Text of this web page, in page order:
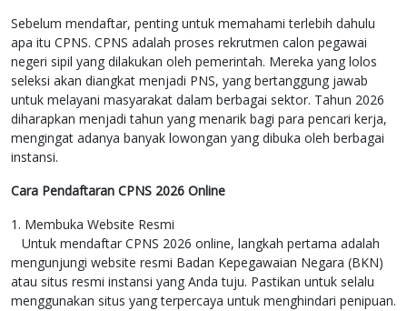
Sebelum mendaftar, penting untuk memahami terlebih dahulu
apa itu CPNS. CPNS adalah proses rekrutmen calon pegawai
negeri sipil yang dilakukan oleh pemerintah. Mereka yang lolos
seleksi akan diangkat menjadi PNS, yang bertanggung jawab
untuk melayani masyarakat dalam berbagai sektor. Tahun 2026
diharapkan menjadi tahun yang menarik bagi para pencari kerja,
mengingat adanya banyak lowongan yang dibuka oleh berbagai
instansi.
Cara Pendaftaran CPNS 2026 Online
1. Membuka Website Resmi
Untuk mendaftar CPNS 2026 online, langkah pertama adalah
mengunjungi website resmi Badan Kepegawaian Negara (BKN)
atau situs resmi instansi yang Anda tuju. Pastikan untuk selalu
menggunakan situs yang terpercaya untuk menghindari penipuan.